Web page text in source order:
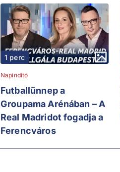
1 perc
Napindító
Futballünnep a
Groupama Arénában – A
Real Madridot fogadja a
Ferencváros